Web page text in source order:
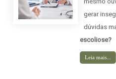
gerar
dúvidas
escoliose?
Leia mais...